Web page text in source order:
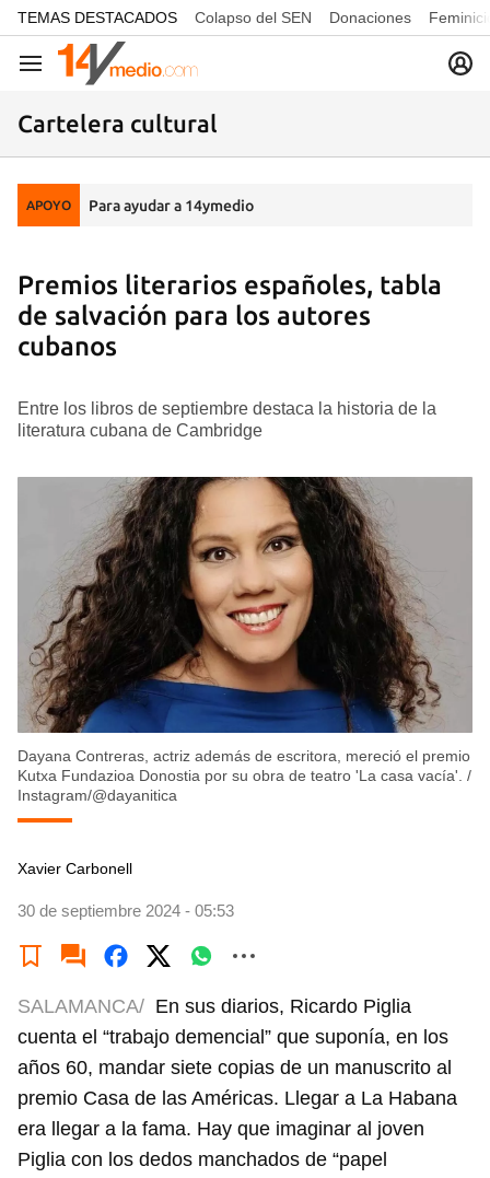
common.go-to-content
TEMAS DESTACADOS Colapso del SEN Donaciones
Navegación
Cartelera cultural
APOYO Para ayudar a 14ymedio
Premios literarios españoles, tabla
de salvación para los autores
cubanos
Entre los libros de septiembre destaca la historia de la
literatura cubana de Cambridge
Dayana Contreras, actriz además de escritora, mereció el premio
Kutxa Fundazioa Donostia por su obra de teatro 'La casa vacía'. /
Instagram/@dayanitica
Xavier Carbonell
30 de septiembre 2024 - 05:53
SALAMANCA/ En sus diarios, Ricardo Piglia
cuenta el “trabajo demencial” que suponía, en los
años 60, mandar siete copias de un manuscrito al
premio Casa de las Américas. Llegar a La Habana
era llegar a la fama. Hay que imaginar al joven
Piglia con los dedos manchados de “papel